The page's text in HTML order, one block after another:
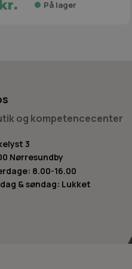
På lager
og kompetencecenter
3
Nørresundby
8.00-16.00
& søndag: Lukket